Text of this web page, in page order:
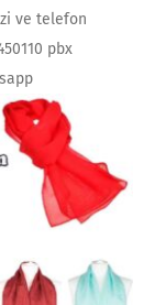
ve telefon
pbx